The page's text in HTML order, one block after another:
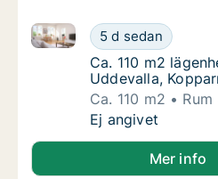
Ca. 110 m2
5 d sedan
Ca. 110 m2 lägenhet att
Ca. 110 m2
Ca. 110 m2
Uddevalla,
Ca. 110 m2
Rum
Ca. 110 m2
Ej angivet
Mer info